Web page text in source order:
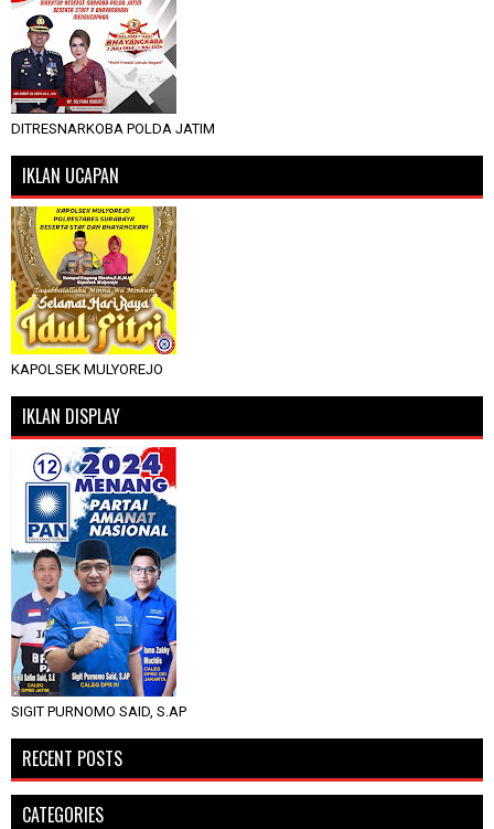
DITRESNARKOBA POLDA JATIM
IKLAN UCAPAN
KAPOLSEK MULYOREJO
IKLAN DISPLAY
SIGIT PURNOMO SAID, S.AP
RECENT POSTS
CATEGORIES